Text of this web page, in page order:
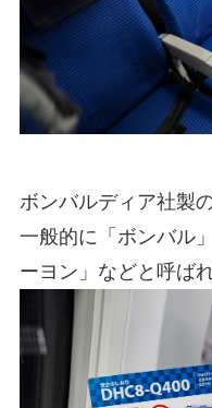
ボンバルディア社製
一般的に「ボンバル
ーヨン」などと呼ば